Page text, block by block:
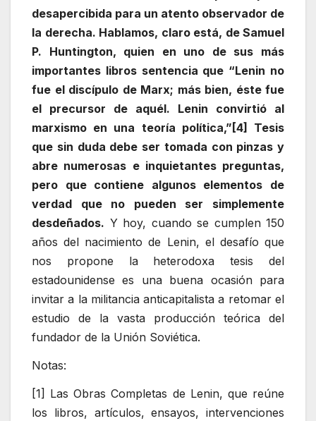
desapercibida para un atento observador de
la derecha. Hablamos, claro está, de Samuel
P. Huntington, quien en uno de sus más
importantes libros sentencia que “Lenin no
fue el discípulo de Marx; más bien, éste fue
el precursor de aquél. Lenin convirtió al
marxismo en una teoría política,”[4] Tesis
que sin duda debe ser tomada con pinzas y
abre numerosas e inquietantes preguntas,
pero que contiene algunos elementos de
verdad que no pueden ser simplemente
desdeñados. Y hoy, cuando se cumplen 150
años del nacimiento de Lenin, el desafío que
nos propone la heterodoxa tesis del
estadounidense es una buena ocasión para
invitar a la militancia anticapitalista a retomar el
estudio de la vasta producción teórica del
fundador de la Unión Soviética.
Notas:
[1] Las Obras Completas de Lenin, que reúne
los libros, artículos, ensayos, intervenciones